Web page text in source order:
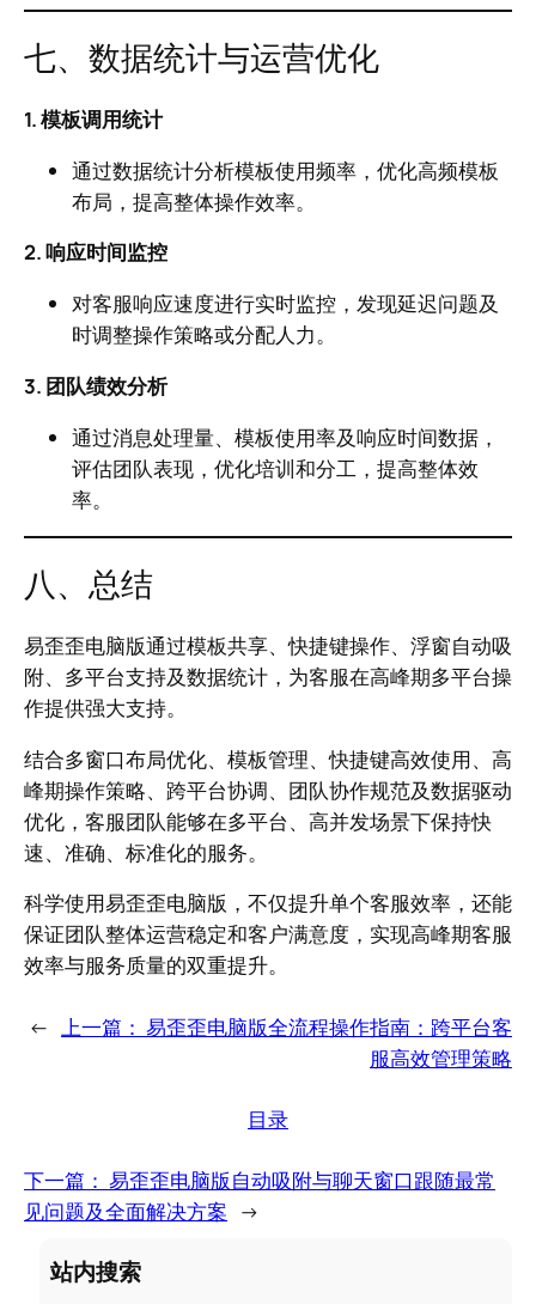
七、数据统计与运营优化
1. 模板调用统计
通过数据统计分析模板使用频率，优化高频模板
布局，提高整体操作效率。
2. 响应时间监控
对客服响应速度进行实时监控，发现延迟问题及
时调整操作策略或分配人力。
3. 团队绩效分析
通过消息处理量、模板使用率及响应时间数据，
评估团队表现，优化培训和分工，提高整体效
率。
八、总结
易歪歪电脑版通过模板共享、快捷键操作、浮窗自动吸
附、多平台支持及数据统计，为客服在高峰期多平台操
作提供强大支持。
结合多窗口布局优化、模板管理、快捷键高效使用、高
峰期操作策略、跨平台协调、团队协作规范及数据驱动
优化，客服团队能够在多平台、高并发场景下保持快
速、准确、标准化的服务。
科学使用易歪歪电脑版，不仅提升单个客服效率，还能
保证团队整体运营稳定和客户满意度，实现高峰期客服
效率与服务质量的双重提升。
← 上一篇： 易歪歪电脑版全流程操作指南：跨平台客
服高效管理策略
目录
下一篇： 易歪歪电脑版自动吸附与聊天窗口跟随最常
见问题及全面解决方案 →
站内搜索